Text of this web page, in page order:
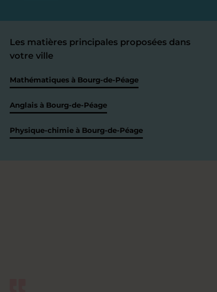
Les matières principales proposées dans
votre ville
Mathématiques à Bourg-de-Péage
Anglais à Bourg-de-Péage
Physique-chimie à Bourg-de-Péage